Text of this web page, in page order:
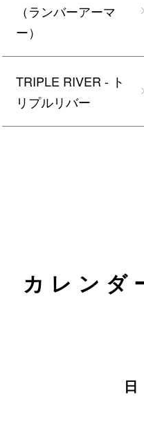
（ランバーアーマ
ー）
TRIPLE RIVER - ト
リプルリバー
カレンダ
日